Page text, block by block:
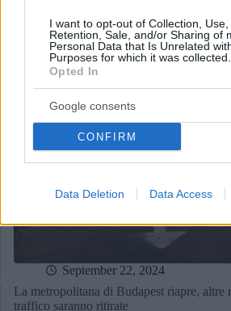
I want to opt-out of Collection, Use,
Retention, Sale, and/or Sharing of
Personal Data that Is Unrelated
Purposes for which it was collected.
Opted In
Google consents
CONFIRM
Data Deletion Data Access
September 22, 2024
La metropolitana di Budapest riapre, altre
traffico saranno ritirate